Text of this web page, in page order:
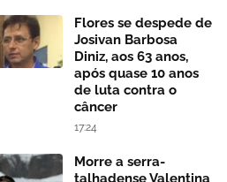
Flores se despede de
Josivan Barbosa
Diniz, aos 63 anos,
após quase 10 anos
de luta contra o
câncer
17:24
Morre a serra-
talhadense Valentina